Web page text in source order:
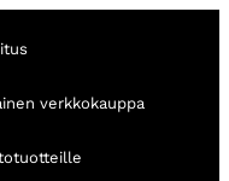
verkkokauppa